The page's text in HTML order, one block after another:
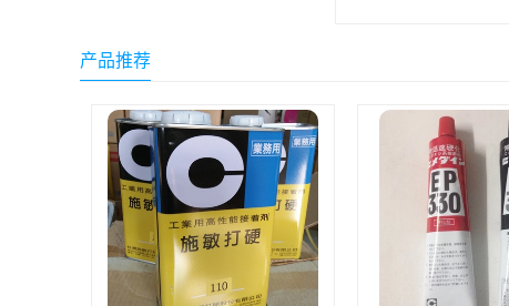
野川化学
harves哈维斯
3M胶带
美国氰特CTTEC
Sankol(岸本)
乐泰 Loctite
产品推荐